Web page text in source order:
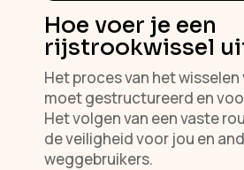
Hoe voer je een
rijstrookwissel
Het proces van het
moet gestructureerd en
Het volgen van een vaste
de veiligheid voor jou en
weggebruikers.